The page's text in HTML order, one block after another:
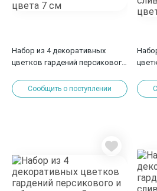
Набор из 4 декоративных
цветков гардений персикового
Сообщить о поступлении
см